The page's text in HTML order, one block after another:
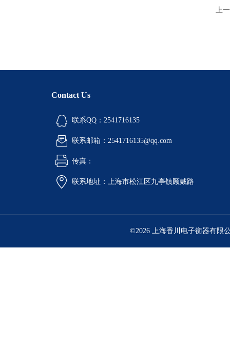
上
Contact Us
联系QQ：2541716135
联系邮箱：2541716135@qq.com
传真：
联系地址：上海市松江区九亭镇顾戴路
©2026 上海香川电子衡器有限